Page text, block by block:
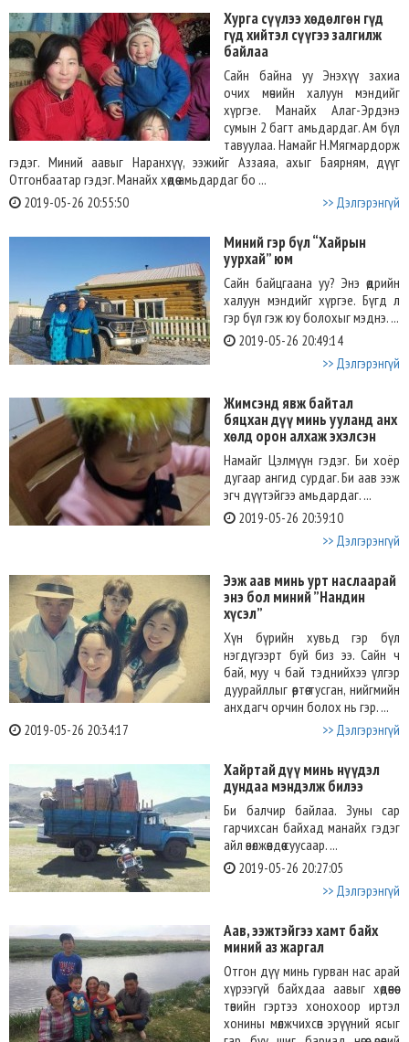
Хурга сүүлээ хөдөлгөн гүд
гүд хийтэл сүүгээ залгилж
байлаа
Сайн байна уу Энэхүү захиа
очих мөчийн халуун мэндийг
хүргэе. Манайх Алаг-Эрдэнэ
сумын 2 багт амьдардаг. Ам бүл
тавуулаа. Намайг Н.Мягмардорж
гэдэг. Миний аавыг Наранхүү, ээжийг Аззаяа, ахыг Баярням, дүүг
Отгонбаатар гэдэг. Манайх хөдөө амьдардаг бо ...
2019-05-26 20:55:50 >> Дэлгэрэнгүй
Миний гэр бүл “Хайрын
уурхай” юм
Сайн байцгаана уу? Энэ өдрийн
халуун мэндийг хүргэе. Бүгд л
гэр бүл гэж юу болохыг мэднэ. ...
2019-05-26 20:49:14
>> Дэлгэрэнгүй
Жимсэнд явж байтал
бяцхан дүү минь ууланд анх
хөлд орон алхаж эхэлсэн
Намайг Цэлмүүн гэдэг. Би хоёр
дугаар ангид сурдаг. Би аав ээж
эгч дүүтэйгээ амьдардаг. ...
2019-05-26 20:39:10
>> Дэлгэрэнгүй
Ээж аав минь урт наслаарай
энэ бол миний ”Нандин
хүсэл”
Хүн бүрийн хувьд гэр бүл
нэгдүгээрт буй биз ээ. Сайн ч
бай, муу ч бай тэднийхээ үлгэр
дуурайллыг өөртөө тусган, нийгмийн
анхдагч орчин болох нь гэр. ...
2019-05-26 20:34:17 >> Дэлгэрэнгүй
Хайртай дүү минь нүүдэл
дундаа мэндэлж билээ
Би балчир байлаа. Зуны сар
гарчихсан байхад манайх гэдэг
айл өвөлжөөндөө суусаар. ...
2019-05-26 20:27:05
>> Дэлгэрэнгүй
Аав, ээжтэйгээ хамт байх
миний аз жаргал
Отгон дүү минь гурван нас арай
хүрээгүй байхдаа аавыг хөдөөнөөс
төвийн гэртээ хонохоор иртэл
хонины мөлжчихсөн эрүүний ясыг